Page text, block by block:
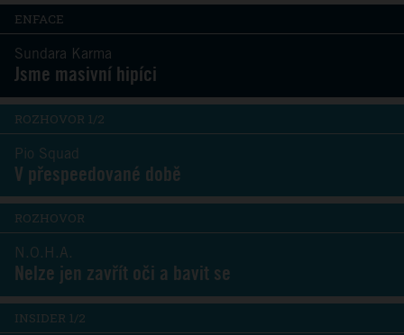
ENFACE
Sundara Karma
Jsme masivní hipíci
ROZHOVOR 1/2
Pio Squad
V přespeedované době
ROZHOVOR
N.O.H.A.
Nelze jen zavřít oči a bavit se
INSIDER 1/2